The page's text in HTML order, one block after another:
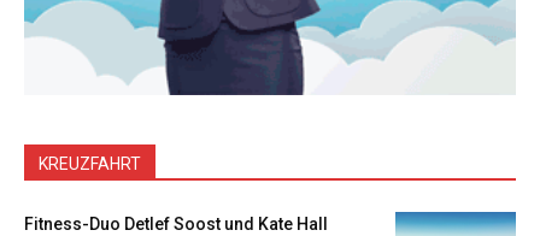
KREUZFAHRT
Fitness-Duo Detlef Soost und Kate Hall